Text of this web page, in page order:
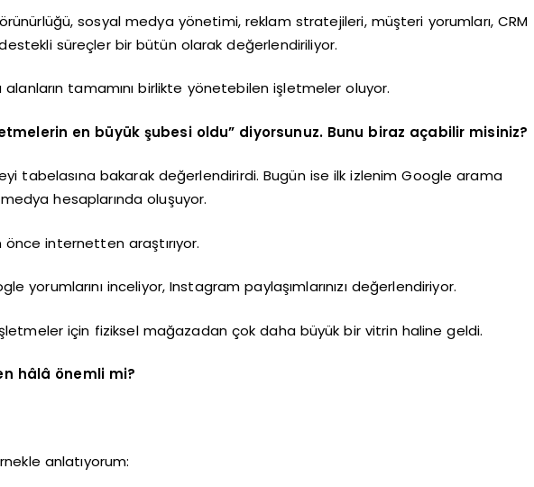
sosyal medya yönetimi, reklam stratejileri, müşteri yorumları, CRM
süreçler bir bütün olarak değerlendiriliyor.
alanların tamamını birlikte yönetebilen işletmeler oluyor.
en büyük şubesi oldu” diyorsunuz. Bunu biraz açabilir misiniz?
tabelasına bakarak değerlendirirdi. Bugün ise ilk izlenim Google arama
hesaplarında oluşuyor.
internetten araştırıyor.
yorumlarını inceliyor, Instagram paylaşımlarınızı değerlendiriyor.
için fiziksel mağazadan çok daha büyük bir vitrin haline geldi.
hâlâ önemli mi?
anlatıyorum: